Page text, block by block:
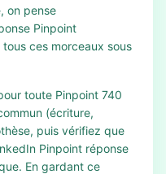
on pense
Pinpoint
ces morceaux sous
toute Pinpoint 740
(écriture,
puis vérifiez que
Pinpoint réponse
En gardant ce